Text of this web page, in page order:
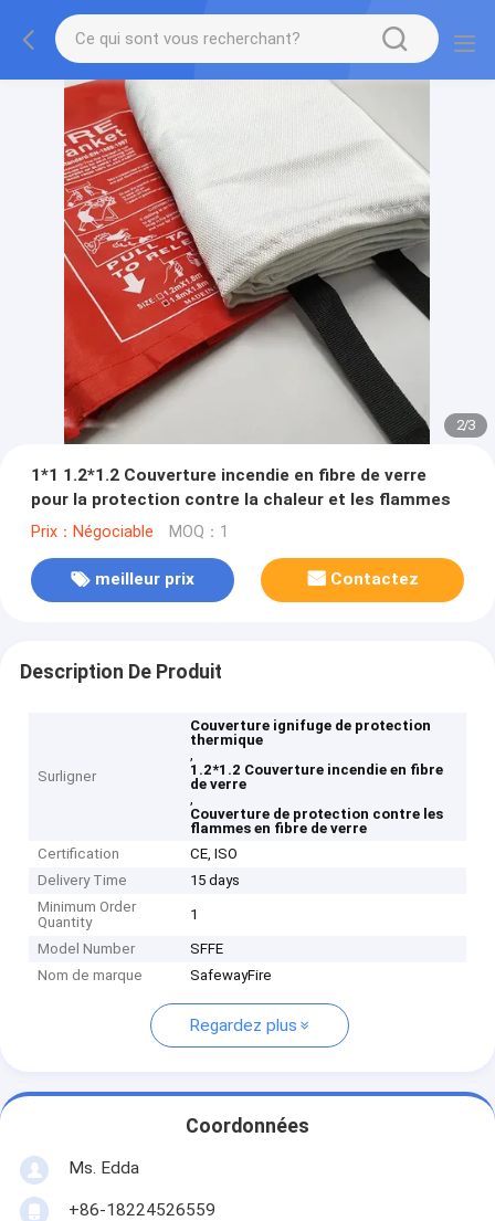
2/3
1*1 1.2*1.2 Couverture incendie en fibre de verre
pour la protection contre la chaleur et les flammes
Prix：Négociable MOQ：1
meilleur prix Contactez
Description De Produit
Surligner
Couverture ignifuge de protection
thermique
,
1.2*1.2 Couverture incendie en fibre
de verre
,
Couverture de protection contre les
flammes en fibre de verre
Certification
CE, ISO
Delivery Time
15 days
Minimum Order
Quantity
1
Model Number
SFFE
Nom de marque
SafewayFire
Regardez plus
Coordonnées
Ms. Edda
+86-18224526559